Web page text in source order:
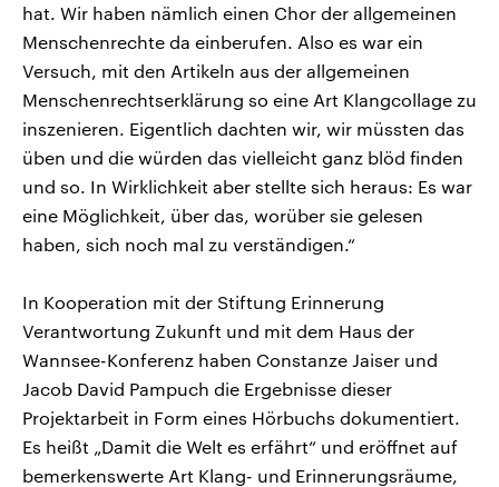
hat. Wir haben nämlich einen Chor der allgemeinen
Menschenrechte da einberufen. Also es war ein
Versuch, mit den Artikeln aus der allgemeinen
Menschenrechtserklärung so eine Art Klangcollage zu
inszenieren. Eigentlich dachten wir, wir müssten das
üben und die würden das vielleicht ganz blöd finden
und so. In Wirklichkeit aber stellte sich heraus: Es war
eine Möglichkeit, über das, worüber sie gelesen
haben, sich noch mal zu verständigen.“
In Kooperation mit der Stiftung Erinnerung
Verantwortung Zukunft und mit dem Haus der
Wannsee-Konferenz haben Constanze Jaiser und
Jacob David Pampuch die Ergebnisse dieser
Projektarbeit in Form eines Hörbuchs dokumentiert.
Es heißt „Damit die Welt es erfährt“ und eröffnet auf
bemerkenswerte Art Klang- und Erinnerungsräume,